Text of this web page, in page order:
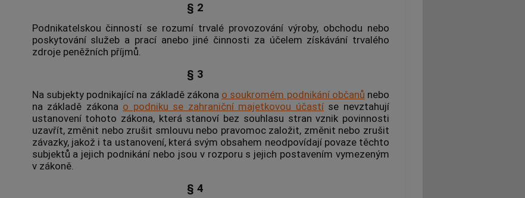
§ 2
Podnikatelskou činností se rozumí trvalé provozování výroby, obchodu nebo
poskytování služeb a prací anebo jiné činnosti za účelem získávání trvalého
zdroje peněžních příjmů.
§ 3
Na subjekty podnikající na základě zákona o soukromém podnikání občanů nebo
na základě zákona o podniku se zahraniční majetkovou účastíse nevztahují
ustanovení tohoto zákona, která stanoví bez souhlasu stran vznik povinnosti
uzavřít, změnit nebo zrušit smlouvu nebo pravomoc založit, změnit nebo zrušit
závazky, jakož i ta ustanovení, která svým obsahem neodpovídají povaze těchto
subjektů a jejich podnikání nebo jsou v rozporu s jejich postavením vymezeným
v zákoně.
§ 4